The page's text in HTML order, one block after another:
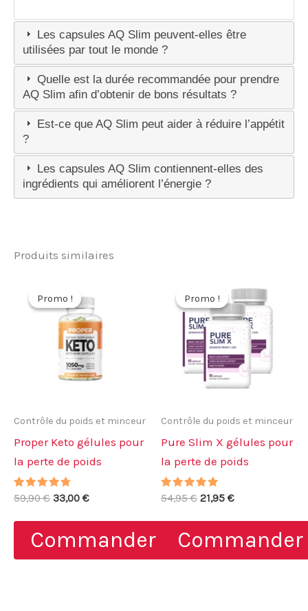
Les capsules AQ Slim peuvent-elles être
utilisées par tout le monde ?
Quelle est la durée recommandée pour prendre
AQ Slim afin d’obtenir de bons résultats ?
Est-ce que AQ Slim peut aider à réduire l’appétit
?
Les capsules AQ Slim contiennent-elles des
ingrédients qui améliorent l’énergie ?
Produits similaires
Promo !
Promo !
Contrôle du poids et minceur
Proper Keto gélules pour
la perte de poids
Note
4.50
59,90€ Le
initial
était :
59,90 €.
33,00 €Le
actuel
est :
33,00 €.
Commander
Promo !
Promo !
Contrôle du poids et minceur
Pure Slim X gélules pour
la perte de poids
Note
4.88
54,95€ Le
initial
était :
54,95 €.
21,95 €Le
actuel
est :
21,95 €.
Commander